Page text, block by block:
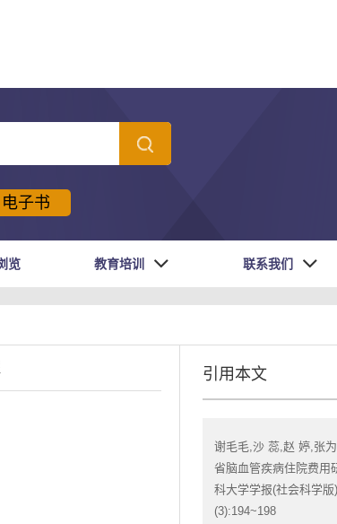
电子书
览 教育培训 联系我们
引用本文
谢毛毛,沙 蕊,赵 婷,张
省脑血管疾病住院费用
科大学学报(社会科学版
(3):194~198